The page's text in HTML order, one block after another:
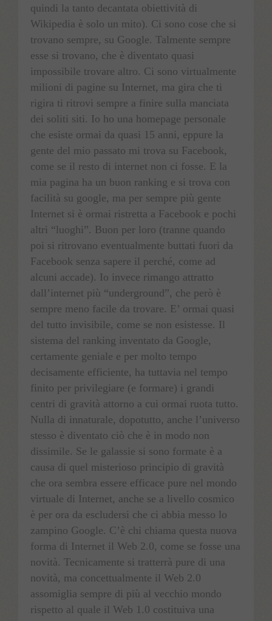
quindi la tanto decantata obiettività di
Wikipedia è solo un mito). Ci sono cose che si
trovano sempre, su Google. Talmente sempre
esse si trovano, che è diventato quasi
impossibile trovare altro. Ci sono virtualmente
milioni di pagine su Internet, ma gira che ti
rigira ti ritrovi sempre a finire sulla manciata
dei soliti siti. Io ho una homepage personale
che esiste ormai da quasi 15 anni, eppure la
gente del mio passato mi trova su Facebook,
come se il resto di internet non ci fosse. E la
mia pagina ha un buon ranking e si trova con
facilità su google, ma per sempre più gente
Internet si è ormai ristretta a Facebook e pochi
altri “luoghi”. Buon per loro (tranne quando
poi si ritrovano eventualmente buttati fuori da
Facebook senza sapere il perché, come ad
alcuni accade). Io invece rimango attratto
dall’internet più “underground”, che però è
sempre meno facile da trovare. E’ ormai quasi
del tutto invisibile, come se non esistesse. Il
sistema del ranking inventato da Google,
certamente geniale e per molto tempo
decisamente efficiente, ha tuttavia nel tempo
finito per privilegiare (e formare) i grandi
centri di gravità attorno a cui ormai ruota tutto.
Nulla di innaturale, dopotutto, anche l’universo
stesso è diventato ciò che è in modo non
dissimile. Se le galassie si sono formate è a
causa di quel misterioso principio di gravità
che ora sembra essere efficace pure nel mondo
virtuale di Internet, anche se a livello cosmico
è per ora da escludersi che ci abbia messo lo
zampino Google. C’è chi chiama questa nuova
forma di Internet il Web 2.0, come se fosse una
novità. Tecnicamente si tratterrà pure di una
novità, ma concettualmente il Web 2.0
assomiglia sempre di più al vecchio mondo
rispetto al quale il Web 1.0 costituiva una